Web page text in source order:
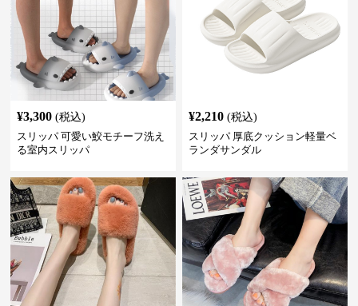
¥3,300 (税込)
スリッパ 可愛い鮫モチーフ洗え
る室内スリッパ
¥2,210 (税込)
スリッパ 厚底クッション軽量ベ
ランダサンダル